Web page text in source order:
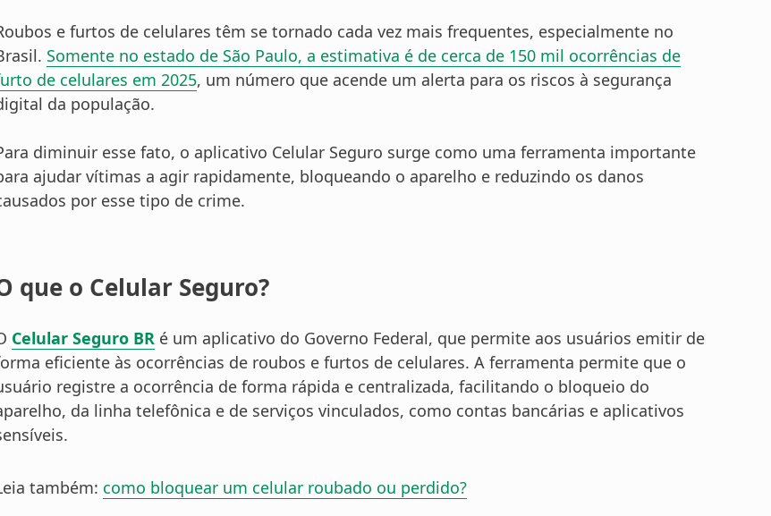
e furtos de celulares têm se tornado cada vez mais frequentes, especialmente no
Somente no estado de São Paulo, a estimativa é de cerca de 150 mil ocorrências de
de celulares em 2025, um número que acende um alerta para os riscos à segurança
da população.
diminuir esse fato, o aplicativo Celular Seguro surge como uma ferramenta importante
ajudar vítimas a agir rapidamente, bloqueando o aparelho e reduzindo os danos
por esse tipo de crime.
que o Celular Seguro?
Celular Seguro BR é um aplicativo do Governo Federal, que permite aos usuários emitir de
eficiente às ocorrências de roubos e furtos de celulares. A ferramenta permite que o
registre a ocorrência de forma rápida e centralizada, facilitando o bloqueio do
da linha telefônica e de serviços vinculados, como contas bancárias e aplicativos
também: como bloquear um celular roubado ou perdido?